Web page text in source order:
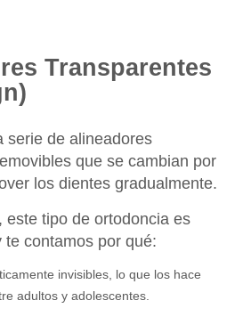
Transparentes
serie de alineadores
que se cambian por
los dientes gradualmente.
, este tipo de ortodoncia es
te contamos por qué:
invisibles, lo que los hace
adultos y adolescentes.